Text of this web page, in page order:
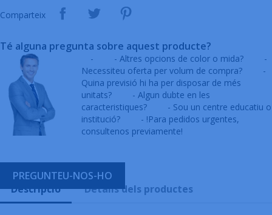
Comparteix
Té alguna pregunta sobre aquest producte?
- - Altres opcions de color o mida?
-
Necessiteu oferta per volum de compra?
-
Quina previsió hi ha per disposar de més
unitats?
- Algun dubte en les
caracteristiques?
- Sou un centre educatiu o
institució?
- !Para pedidos urgentes,
consultenos previamente!
PREGUNTEU-NOS-HO
Descripció
Detalls dels productes